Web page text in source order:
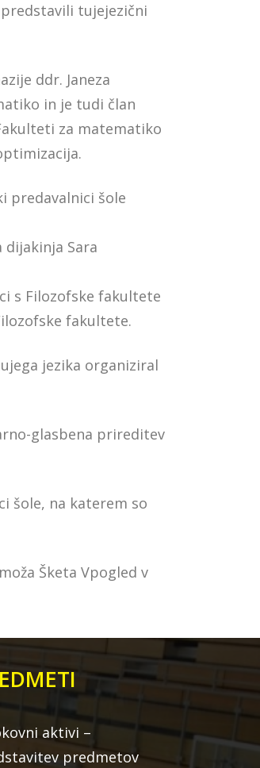
tujejezični
ddr. Janeza
in je tudi član
za matematiko
predavalnici šole
Sara
s Filozofske fakultete
fakultete.
jezika organiziral
glasbena prireditev
šole, na katerem so
Šketa Vpogled v
aktivi –
predmetov